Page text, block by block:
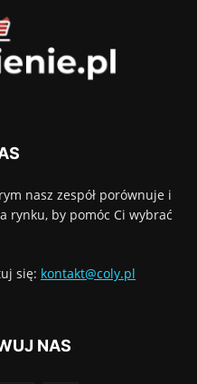
nasz zespół porównuje i
rynku, by pomóc Ci wybrać
się: kontakt@coly.pl
NAS